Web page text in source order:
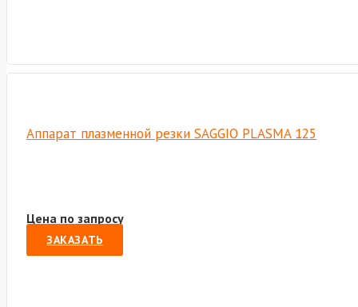
Аппарат плазменной резки SAGGIO PLASMA 125
Цена по запросу
ЗАКАЗАТЬ